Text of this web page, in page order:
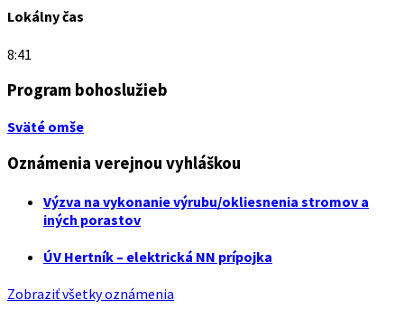
Lokálny čas
8:41
Program bohoslužieb
Sväté omše
Oznámenia verejnou vyhláškou
Výzva na vykonanie výrubu/okliesnenia stromov a
iných porastov
ÚV Hertník – elektrická NN prípojka
Zobraziť všetky oznámenia